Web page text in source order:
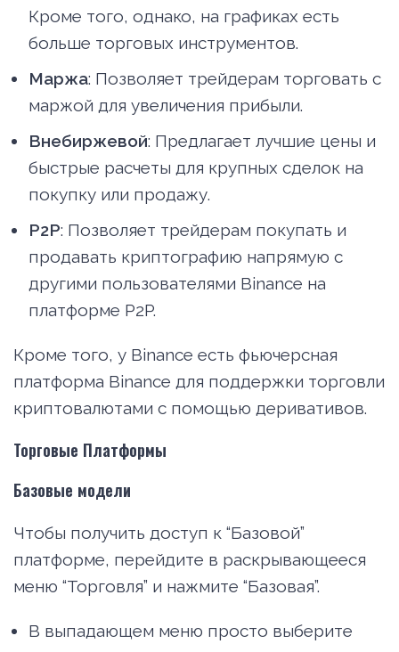
Кроме того, однако, на графиках есть
больше торговых инструментов.
Маржа: Позволяет трейдерам торговать с
маржой для увеличения прибыли.
Внебиржевой: Предлагает лучшие цены и
быстрые расчеты для крупных сделок на
покупку или продажу.
P2P: Позволяет трейдерам покупать и
продавать криптографию напрямую с
другими пользователями Binance на
платформе P2P.
Кроме того, у Binance есть фьючерсная
платформа Binance для поддержки торговли
криптовалютами с помощью деривативов.
Торговые Платформы
Базовые модели
Чтобы получить доступ к “Базовой”
платформе, перейдите в раскрывающееся
меню “Торговля” и нажмите “Базовая”.
В выпадающем меню просто выберите